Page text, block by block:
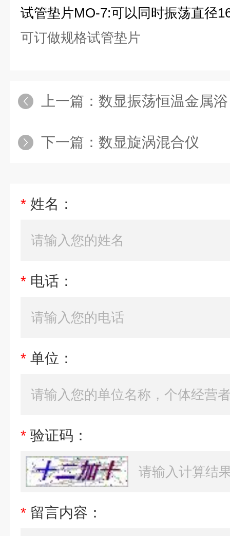
试管垫片MO-7:可以同时振荡直径
可订做规格试管垫片
上一篇： 数显振荡恒温金属浴
下一篇： 数显旋涡混合仪
* 姓名：
* 电话：
* 单位：
* 验证码：
* 留言内容：